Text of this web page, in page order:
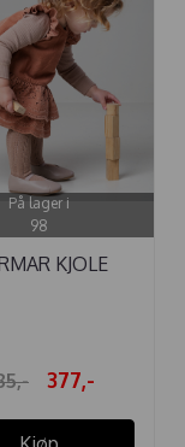
På lager i
98
KJOLE
377,-